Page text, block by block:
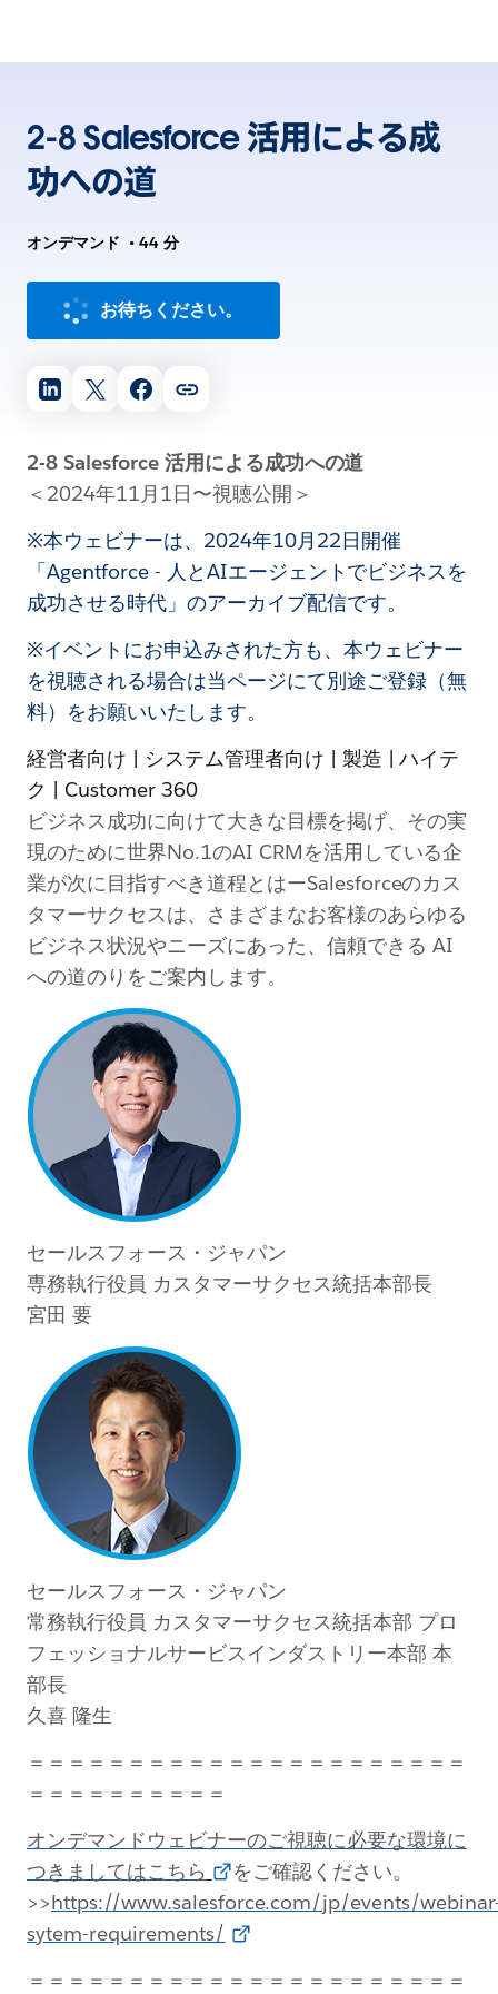
2-8 Salesforce 活用による成
功への道
オンデマンド • 44 分
お待ちください。
2-8 Salesforce 活用による成功への道
＜2024年11月1日〜視聴公開＞
※本ウェビナーは、2024年10月22日開催
「Agentforce - 人とAIエージェントでビジネスを
成功させる時代」のアーカイブ配信です。
※イベントにお申込みされた方も、本ウェビナー
を視聴される場合は当ページにて別途ご登録（無
料）をお願いいたします。
経営者向け | システム管理者向け | 製造 | ハイテ
ク | Customer 360
ビジネス成功に向けて大きな目標を掲げ、その実
現のために世界No.1のAI CRMを活用している企
業が次に目指すべき道程とはーSalesforceのカス
タマーサクセスは、さまざまなお客様のあらゆる
ビジネス状況やニーズにあった、信頼できる AI
への道のりをご案内します。
セールスフォース・ジャパン
専務執行役員 カスタマーサクセス統括本部長
宮田 要
セールスフォース・ジャパン
常務執行役員 カスタマーサクセス統括本部 プロ
フェッショナルサービスインダストリー本部 本
部長
久喜 隆生
＝＝＝＝＝＝＝＝＝＝＝＝＝＝＝＝＝＝＝＝＝＝
＝＝＝＝＝＝＝＝＝＝
オンデマンドウェビナーのご視聴に必要な環境に
つきましてはこちら
をご確認ください。
>>https://www.salesforce.com/jp/events/
sytem-requirements/
＝＝＝＝＝＝＝＝＝＝＝＝＝＝＝＝＝＝＝＝＝＝